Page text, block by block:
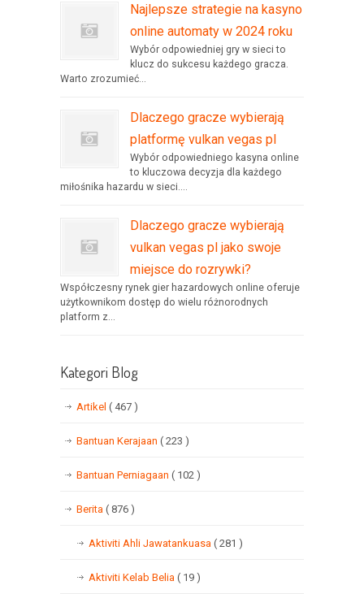
Najlepsze strategie na kasyno
online automaty w 2024 roku
Wybór odpowiedniej gry w sieci to
klucz do sukcesu każdego gracza.
Warto zrozumieć...
Dlaczego gracze wybierają
platformę vulkan vegas pl
Wybór odpowiedniego kasyna online
to kluczowa decyzja dla każdego
miłośnika hazardu w sieci....
Dlaczego gracze wybierają
vulkan vegas pl jako swoje
miejsce do rozrywki?
Współczesny rynek gier hazardowych online oferuje
użytkownikom dostęp do wielu różnorodnych
platform z...
Kategori Blog
Artikel ( 467 )
Bantuan Kerajaan ( 223 )
Bantuan Perniagaan ( 102 )
Berita ( 876 )
Aktiviti Ahli Jawatankuasa ( 281 )
Aktiviti Kelab Belia ( 19 )